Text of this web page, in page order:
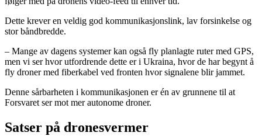
Dette krever en veldig god kommunikasjonslink, lav forsinkelse og
stor båndbredde.
– Mange av dagens systemer kan også fly planlagte ruter med GPS,
men vi ser hvor utfordrende dette er i Ukraina, hvor de har begynt å
fly droner med fiberkabel ved fronten hvor signalene blir jammet.
Denne sårbarheten i kommunikasjonen er én av grunnene til at
Forsvaret ser mot mer autonome droner.
Satser på dronesvermer